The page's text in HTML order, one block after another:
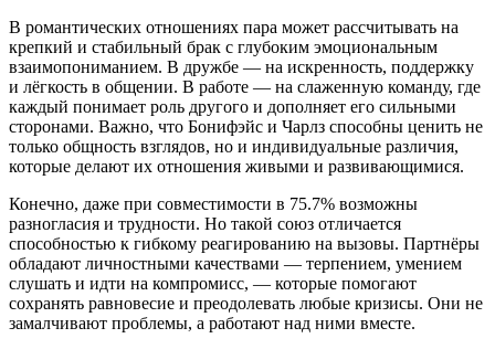
В романтических отношениях пара может рассчитывать на
крепкий и стабильный брак с глубоким эмоциональным
взаимопониманием. В дружбе — на искренность, поддержку
и лёгкость в общении. В работе — на слаженную команду, где
каждый понимает роль другого и дополняет его сильными
сторонами. Важно, что Бонифэйс и Чарлз способны ценить не
только общность взглядов, но и индивидуальные различия,
которые делают их отношения живыми и развивающимися.
Конечно, даже при совместимости в 75.7% возможны
разногласия и трудности. Но такой союз отличается
способностью к гибкому реагированию на вызовы. Партнёры
обладают личностными качествами — терпением, умением
слушать и идти на компромисс, — которые помогают
сохранять равновесие и преодолевать любые кризисы. Они не
замалчивают проблемы, а работают над ними вместе.